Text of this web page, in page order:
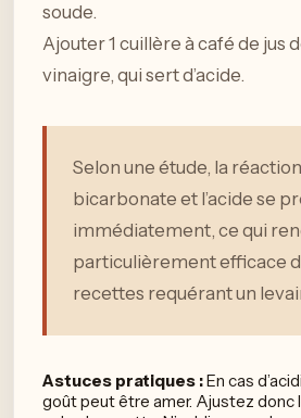
soude.
Ajouter 1 cuillère à café de jus
vinaigre, qui sert d’acide.
Selon une étude, la
bicarbonate et l’acide se
immédiatement, ce qui
particulièrement efficace
recettes requérant un
Astuces pratiques :En cas
goût peut être amer. Ajustez donc